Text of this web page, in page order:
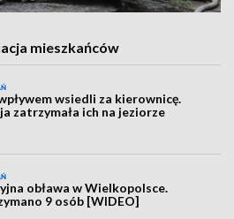
mieszkańców
wsiedli za kierownicę.
zatrzymała ich na jeziorze
obława w Wielkopolsce.
9 osób [WIDEO]